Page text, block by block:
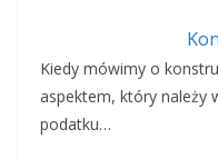
Kiedy mówimy o
aspektem, który należy
podatku…